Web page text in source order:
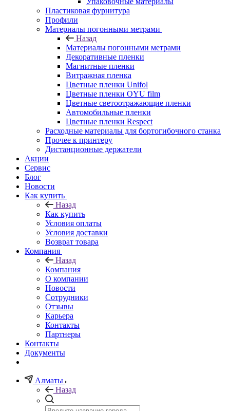
Пластиковая фурнитура
Профили
Материалы погонными метрами
Назад
Материалы погонными метрами
Декоративные пленки
Магнитные пленки
Витражная пленка
Цветные пленки Unifol
Цветные пленки OYU film
Цветные светоотражающие пленки
Автомобильные пленки
Цветные пленки Respect
Расходные материалы для бортогибочного станка
Прочее к принтеру
Дистанционные держатели
Акции
Сервис
Блог
Новости
Как купить
Назад
Как купить
Условия оплаты
Условия доставки
Возврат товара
Компания
Назад
Компания
О компании
Новости
Сотрудники
Отзывы
Карьера
Контакты
Партнеры
Контакты
Документы
Алматы
Назад